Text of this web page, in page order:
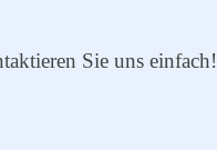
Sie uns einfach!